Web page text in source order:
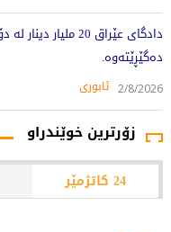
دادگای عێراق 20
دەگێڕێتەوە.
2/8/2026 ئابوری
زۆرترین خوێندراو
24 کاتژمێر